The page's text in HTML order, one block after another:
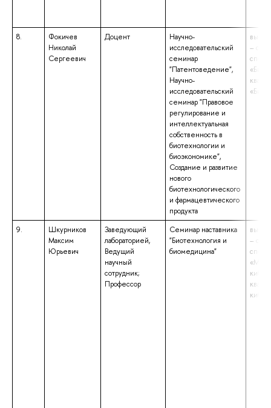
8.
Фокичев
Николай
Сергеевич
Доцент
Научно-
исследовательский
семинар
"Патентоведение",
Научно-
исследовательский
семинар "Правовое
регулирование и
интеллектуальная
собственность в
биотехнологии и
биоэкономике",
Создание и развитие
нового
биотехнологического
и фармацевтического
продукта
–
9.
Шкурников
Максим
Юрьевич
Заведующий
лабораторией,
Ведущий
научный
сотрудник;
Профессор
Семинар наставника
"Биотехнология и
биомедицина"
–